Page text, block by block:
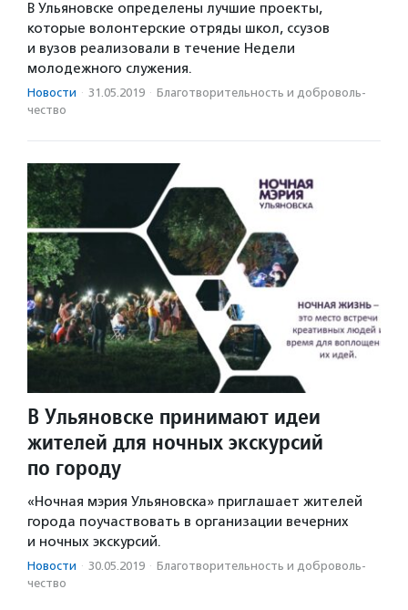
В Ульяновске определены лучшие проекты,
которые волонтерские отряды школ, ссузов
и вузов реализовали в течение Недели
молодежного служения.
Новости · 31.05.2019 · Благотвори­тель­ность и доброволь­
чест­во
В Ульяновске принимают идеи
жителей для ночных экскурсий
по городу
«Ночная мэрия Ульяновска» приглашает жителей
города поучаствовать в организации вечерних
и ночных экскурсий.
Новости · 30.05.2019 · Благотвори­тель­ность и доброволь­
чест­во